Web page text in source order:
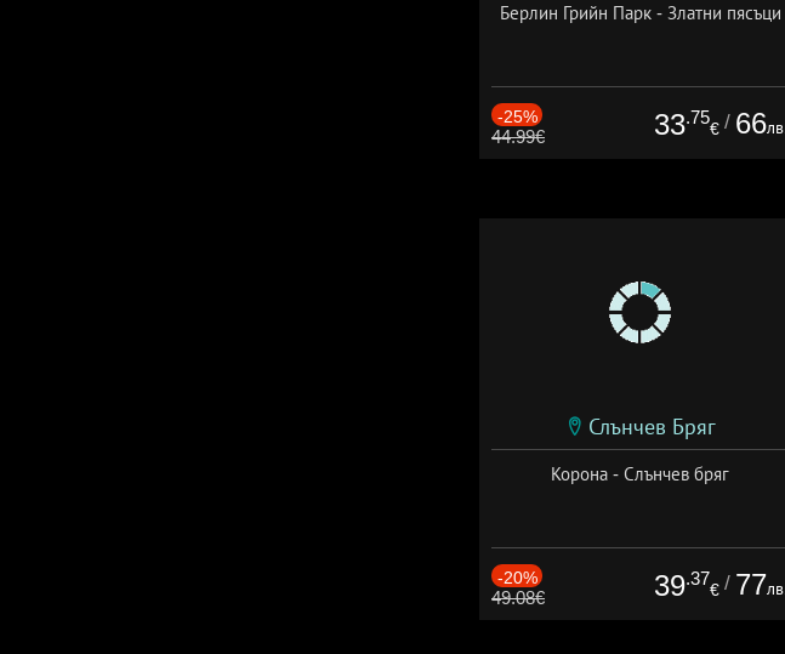
Берлин Грийн Парк - Златни пясъци
-25%
44.99€ 33.75
€ / 66лв.
Слънчев Бряг
Корона - Слънчев бряг
-20%
49.08€ 39.37
€ / 77лв.